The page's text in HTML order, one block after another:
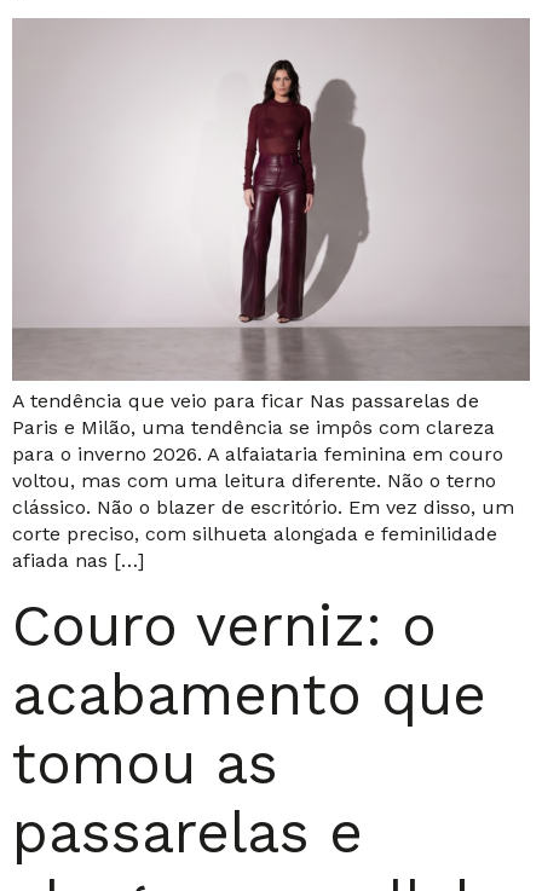
A tendência que veio para ficar Nas passarelas de
Paris e Milão, uma tendência se impôs com clareza
para o inverno 2026. A alfaiataria feminina em couro
voltou, mas com uma leitura diferente. Não o terno
clássico. Não o blazer de escritório. Em vez disso, um
corte preciso, com silhueta alongada e feminilidade
afiada nas […]
Couro verniz: o
acabamento que
tomou as
passarelas e